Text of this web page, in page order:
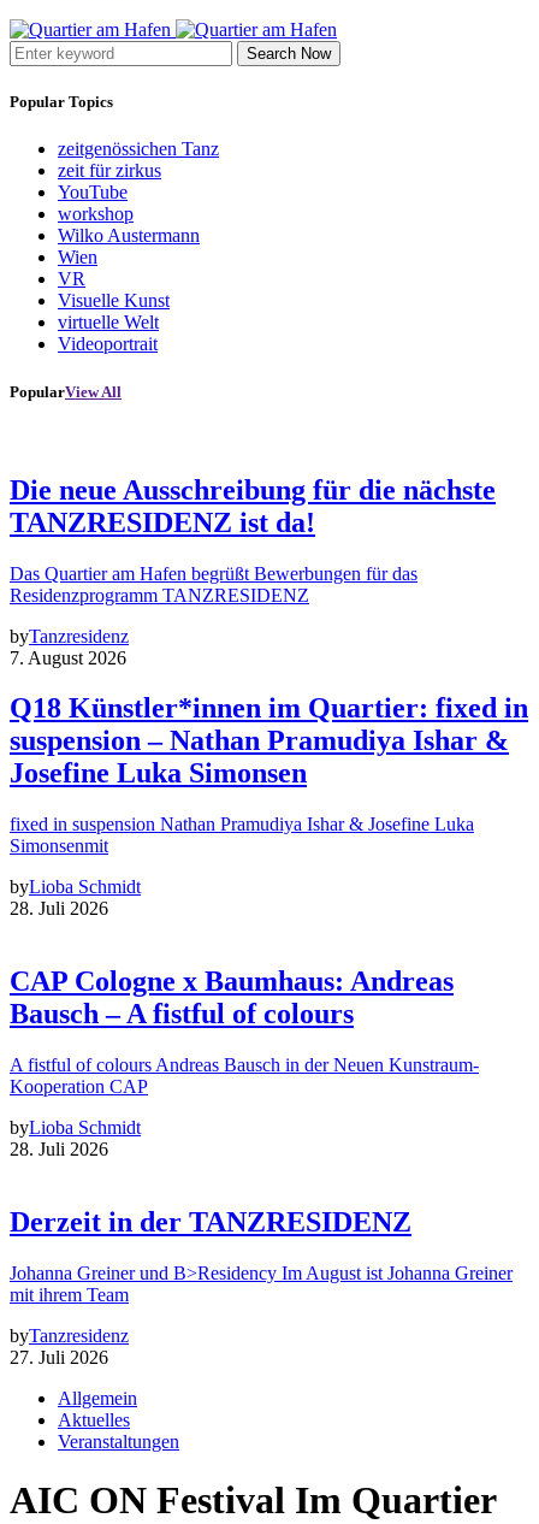
Search Now
Popular Topics
zeitgenössichen Tanz
zeit für zirkus
YouTube
workshop
Wilko Austermann
Wien
VR
Visuelle Kunst
virtuelle Welt
Videoportrait
PopularView All
Die neue Ausschreibung für die nächste
TANZRESIDENZ ist da!
Das Quartier am Hafen begrüßt Bewerbungen für das
Residenzprogramm TANZRESIDENZ
byTanzresidenz
7. August 2026
Q18 Künstler*innen im Quartier: fixed in
suspension – Nathan Pramudiya Ishar &
Josefine Luka Simonsen
fixed in suspension Nathan Pramudiya Ishar & Josefine Luka
Simonsenmit
byLioba Schmidt
28. Juli 2026
CAP Cologne x Baumhaus: Andreas
Bausch – A fistful of colours
A fistful of colours Andreas Bausch in der Neuen Kunstraum-
Kooperation CAP
byLioba Schmidt
28. Juli 2026
Derzeit in der TANZRESIDENZ
Johanna Greiner und B>Residency Im August ist Johanna Greiner
mit ihrem Team
byTanzresidenz
27. Juli 2026
Allgemein
Aktuelles
Veranstaltungen
AIC ON Festival Im Quartier